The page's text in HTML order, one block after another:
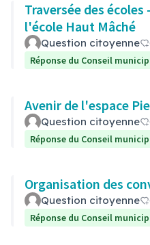
Traversée des
l'école Haut Mâché
Question citoyenne
Réponse du Conseil
Avenir de l'espace
Question citoyenne
Réponse du Conseil
Organisation des
Question citoyenne
Réponse du Conseil